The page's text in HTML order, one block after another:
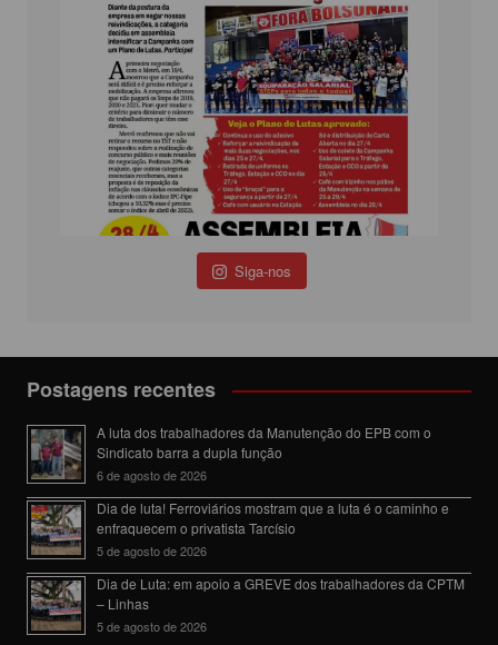
Siga-nos
Postagens recentes
A luta dos trabalhadores da Manutenção do EPB com o
Sindicato barra a dupla função
6 de agosto de 2026
Dia de luta! Ferroviários mostram que a luta é o caminho e
enfraquecem o privatista Tarcísio
5 de agosto de 2026
Dia de Luta: em apoio a GREVE dos trabalhadores da CPTM
– Linhas
5 de agosto de 2026